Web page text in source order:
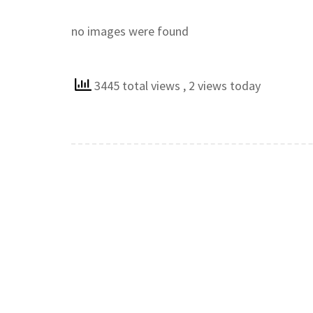
no images were found
3445 total views , 2 views today